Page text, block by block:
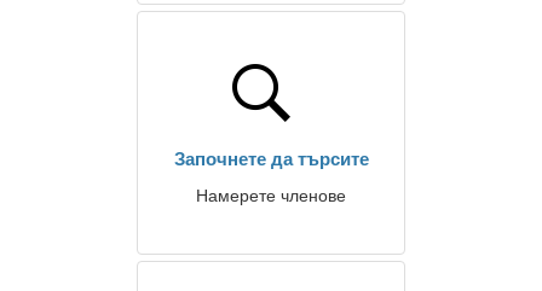
Започнете да търсите
Намерете членове